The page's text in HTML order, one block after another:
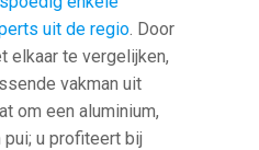
uit de regio. Door
elkaar te vergelijken,
vakman uit
om een aluminium,
u profiteert bij